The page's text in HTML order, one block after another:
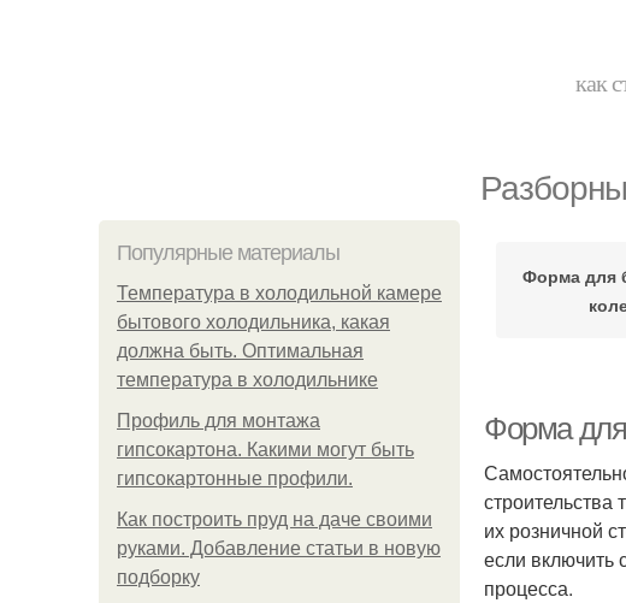
как
Популярные материалы
Температура в холодильной камере
бытового холодильника, какая
должна быть. Оптимальная
температура в холодильнике
Профиль для монтажа
гипсокартона. Какими могут быть
гипсокартонные профили.
Как построить пруд на даче своими
руками. Добавление статьи в новую
подборку
Форма для
Форма для
строительства
их розничной
если включить
процесса.